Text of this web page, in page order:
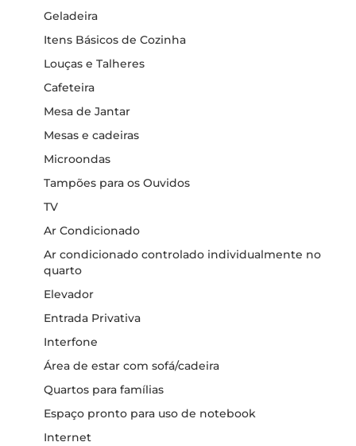
Geladeira
Itens Básicos de Cozinha
Louças e Talheres
Cafeteira
Mesa de Jantar
Mesas e cadeiras
Microondas
Tampões para os Ouvidos
TV
Ar Condicionado
Ar condicionado controlado individualmente no
quarto
Elevador
Entrada Privativa
Interfone
Área de estar com sofá/cadeira
Quartos para famílias
Espaço pronto para uso de notebook
Internet